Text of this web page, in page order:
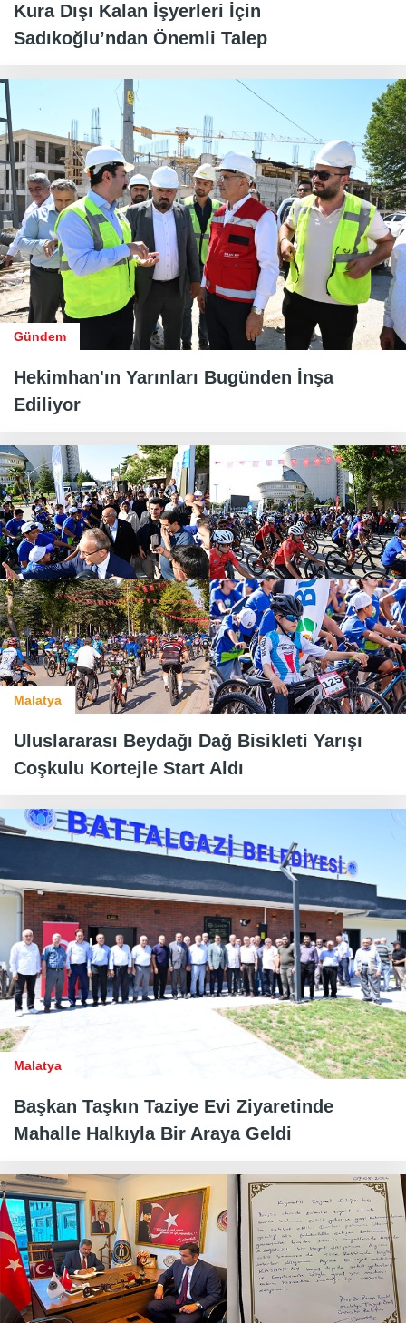
Kura Dışı Kalan İşyerleri İçin
Sadıkoğlu’ndan Önemli Talep
Gündem
Hekimhan'ın Yarınları Bugünden İnşa
Ediliyor
Malatya
Uluslararası Beydağı Dağ Bisikleti Yarışı
Coşkulu Kortejle Start Aldı
Malatya
Başkan Taşkın Taziye Evi Ziyaretinde
Mahalle Halkıyla Bir Araya Geldi